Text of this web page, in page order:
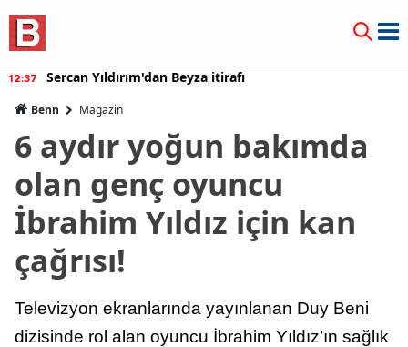
12:37 Sercan Yıldırım'dan Beyza itirafı
Benn Magazin
6 aydır yoğun bakımda
olan genç oyuncu
İbrahim Yıldız için kan
çağrısı!
Televizyon ekranlarında yayınlanan Duy Beni
dizisinde rol alan oyuncu İbrahim Yıldız’ın sağlık